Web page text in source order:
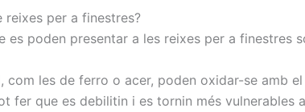
reixes per a finestres?
es poden presentar a les reixes per a finestres
com les de ferro o acer, poden oxidar-se amb el
fer que es debilitin i es tornin més vulnerables